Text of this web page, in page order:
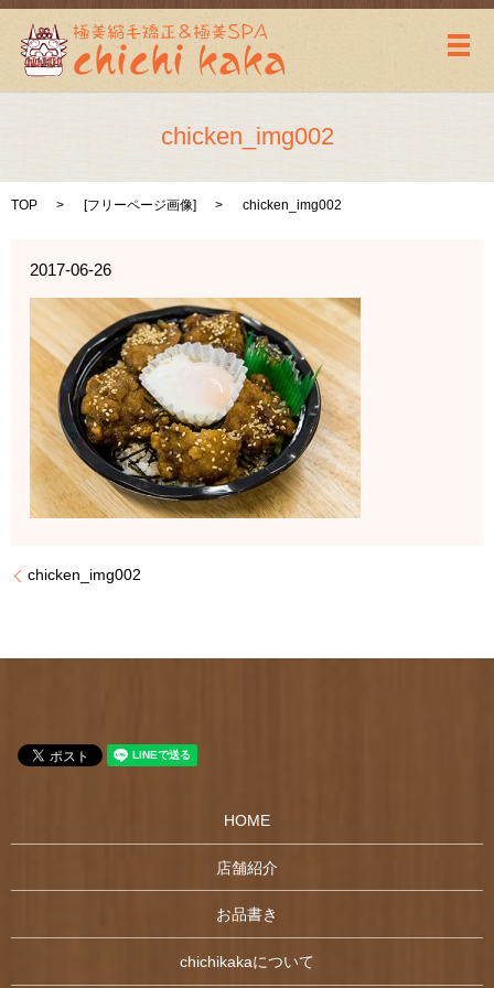
メ
chicken_img002
TOP [フリーページ画像] chicken_img002
2017-06-26
chicken_img002
HOME
店舗紹介
お品書き
chichikakaについて